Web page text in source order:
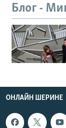
Блог -
ОНЛАЙН ШЕРИНЕ